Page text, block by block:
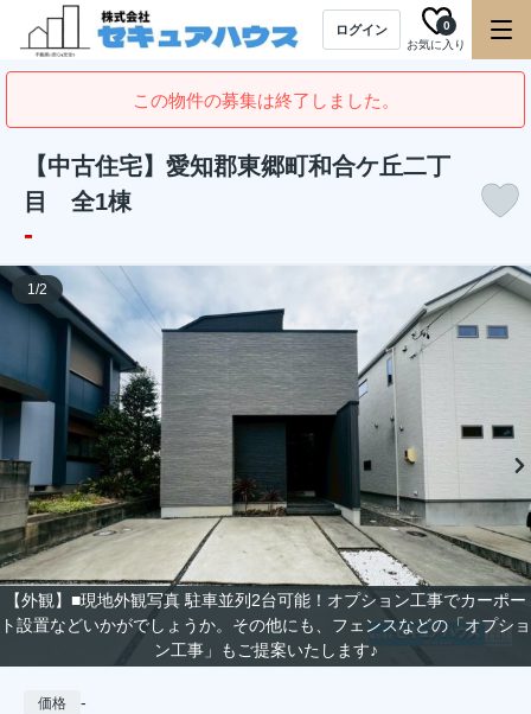
ログイン
お気に入り
0
この物件の募集は終了しました。
【中古住宅】愛知郡東郷町和合ケ丘二丁
目 全1棟
-
【外観】■現地外観写真 駐車並列2台可能！オプション工事でカーポー
ト設置などいかがでしょうか。その他にも、フェンスなどの「オプショ
ン工事」もご提案いたします♪
1/2
価格 -